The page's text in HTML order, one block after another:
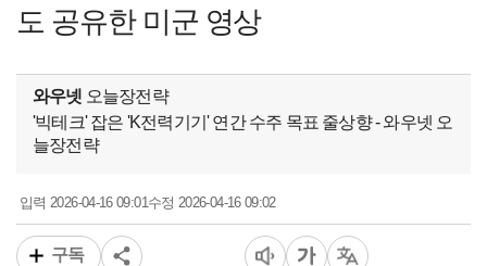
도 공유한 미군 영상
와우넷 오늘장전략
'빅테크' 잡은 'K전력기기' 연간 수주 목표 줄상향 - 와우넷 오
늘장전략
입력 2026-04-16 09:01 수정 2026-04-16 09:02
구독